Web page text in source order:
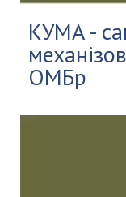
КУМА -
ОМБр